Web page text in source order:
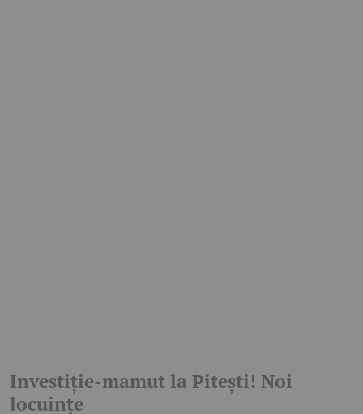
Investiție-mamut la Pitești! Noi
locuințe